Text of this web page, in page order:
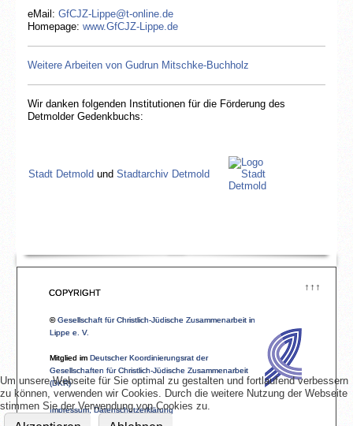
↑↑↑
COPYRIGHT
©Gesellschaft für Christlich-Jüdische Zusammenarbeit in
Lippe e. V.
Mitglied imDeutscher Koordinierungsrat der
Gesellschaften für Christlich-Jüdische Zusammenarbeit
(DKR)
Impressum, Datenschutzerklärung
eMail:GfCJZ-Lippe@t-online.de
Homepage:www.GfCJZ-Lippe.de
Weitere Arbeiten von Gudrun Mitschke-Buchholz
Wir danken folgenden Institutionen für die Förderung des
Detmolder Gedenkbuchs:
Zusammenarbeit in Lippe e.V.
Stadt Detmold und Stadtarchiv Detmold
Ortsverein Detmold im Lippischen
Heimatbund e. V.
Lippische Landeskirche
Um unsere Webseite für Sie optimal zu gestalten und fortlaufend verbessern
zu können, verwenden wir Cookies. Durch die weitere Nutzung der Webseite
stimmen Sie der Verwendung von Cookies zu.